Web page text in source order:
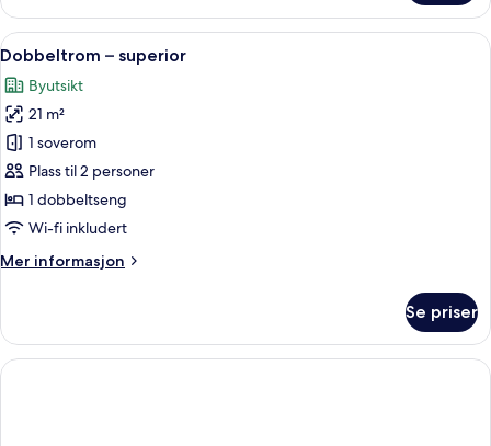
–
standard
Åpne
alle
bildene
av
Dobbeltrom
–
superior
Dobbeltrom – superior |
4
Dobbeltrom – superior
Byutsikt
21 m²
1 soverom
Plass til 2 personer
1 dobbeltseng
Wi-fi inkludert
Mer informasjon
Mer
–
superior
Se priser